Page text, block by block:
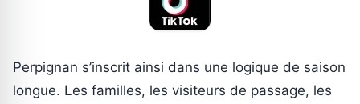
Perpignan s’inscrit ainsi dans une logique de saison
longue. Les familles, les visiteurs de passage, les